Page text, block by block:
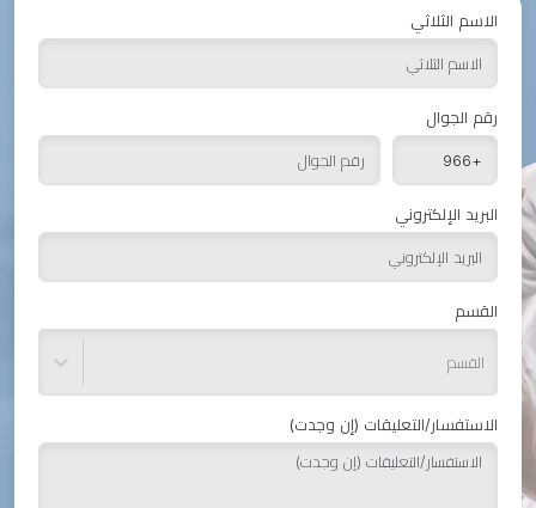
الاسم الثلاثي
رقم الجوال
البريد الإلكتروني
القسم
القسم
الاستفسار/التعليقات (إن وجدت)